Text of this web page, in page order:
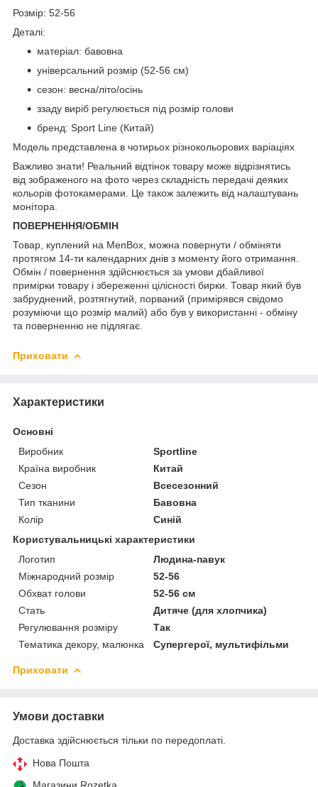
Розмір: 52-56
Деталі:
матеріал: бавовна
універсальний розмір (52-56 см)
сезон: весна/літо/осінь
ззаду виріб регулюється під розмір голови
бренд: Sport Line (Китай)
Модель представлена ​​в чотирьох різнокольорових варіаціях
Важливо знати! Реальний відтінок товару може відрізнятись
від зображеного на фото через складність передачі деяких
кольорів фотокамерами. Це також залежить від налаштувань
монітора.
ПОВЕРНЕННЯ/ОБМІН
Товар, куплений на MenBox, можна повернути / обміняти
протягом 14-ти календарних днів з моменту його отримання.
Обмін / повернення здійснюється за умови дбайливої
примірки товару і збереженні цілісності бирки. Товар який був
забруднений, розтягнутий, порваний (примірявся свідомо
розуміючи що розмір малий) або був у використанні - обміну
та поверненню не підлягає.
Приховати
Характеристики
Основні
Виробник
Sportline
Країна виробник
Китай
Сезон
Всесезонний
Тип тканини
Бавовна
Колір
Синій
Користувальницькі характеристики
Логотип
Людина-павук
Міжнародний розмір
52-56
Обхват голови
52-56 см
Стать
Дитяче (для хлопчика)
Регулювання розміру
Так
Тематика декору, малюнка
Супергерої, мультифільми
Приховати
Умови доставки
Доставка здійснюється тільки по передоплаті.
Нова Пошта
Магазини Rozetka